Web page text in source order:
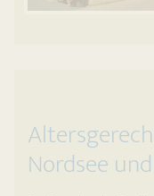
Nordsee